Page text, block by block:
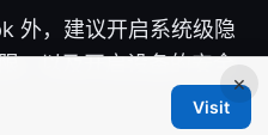
外，建议开启系统级隐
、以及开启设备的安全
×
Visit